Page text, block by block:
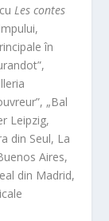
Les contes
în
„Bal
Leipzig,
din Seul, La
Aires,
din Madrid,